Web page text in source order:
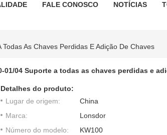
FALE CONOSCO NOTÍCIAS
As Chaves Perdidas E Adição De Chaves
01/04 Suporte a todas as chaves perdidas e
Detalhes do produto:
Lugar de origem:
China
Marca:
Lonsdor
Número do modelo:
KW100